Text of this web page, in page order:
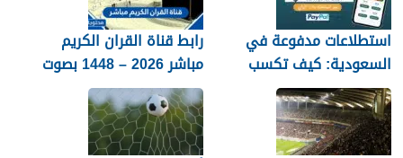
استطلاعات مدفوعة في
السعودية: كيف تكسب
المال مع MultiPolls
رابط قناة القران الكريم
مباشر 2026 – 1448 بصوت
جميل